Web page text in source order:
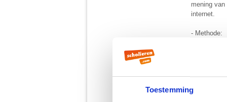
Toestemming
mening
internet.
- Methode:

